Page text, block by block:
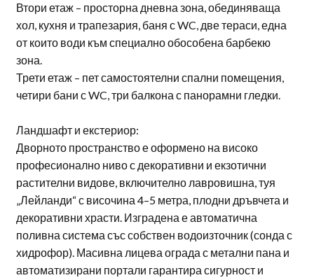
Втори етаж – просторна дневна зона, обединяваща
хол, кухня и трапезария, баня с WC, две тераси, една
от които води към специално обособена барбекю
зона.
Трети етаж – пет самостоятелни спални помещения,
четири бани с WC, три балкона с панорамни гледки.
Ландшафт и екстериор:
Дворното пространство е оформено на високо
професионално ниво с декоративни и екзотични
растителни видове, включително лавровишна, туя
„Лейланди“ с височина 4–5 метра, плодни дръвчета и
декоративни храсти. Изградена е автоматична
поливна система със собствен водоизточник (сонда с
хидрофор). Масивна лицева ограда с метални пана и
автоматизирани портали гарантира сигурност и